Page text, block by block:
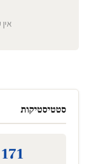
סטטיסטיקות
171